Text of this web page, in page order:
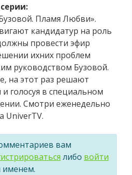
Пламя Любви».
кандидатур на роль
провести эфир
ихних проблем
руководством Бузовой.
на этот раз решают
голосуя в специальном
Смотри еженедельно
UniverTV.
вам
либо войти
именем.